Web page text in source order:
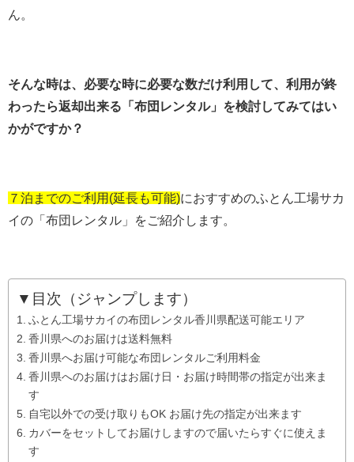
ん。
そんな時は、必要な時に必要な数だけ利用して、利用が終
わったら返却出来る「布団レンタル」を検討してみてはい
かがですか？
７泊までのご利用(延長も可能)におすすめのふとん工場サカ
イの「布団レンタル」をご紹介します。
▼目次（ジャンプします）
ふとん工場サカイの布団レンタル香川県配送可能エリア
香川県へのお届けは送料無料
香川県へお届け可能な布団レンタルご利用料金
香川県へのお届けはお届け日・お届け時間帯の指定が出来ま
す
自宅以外での受け取りもOK お届け先の指定が出来ます
カバーをセットしてお届けしますので届いたらすぐに使えま
す